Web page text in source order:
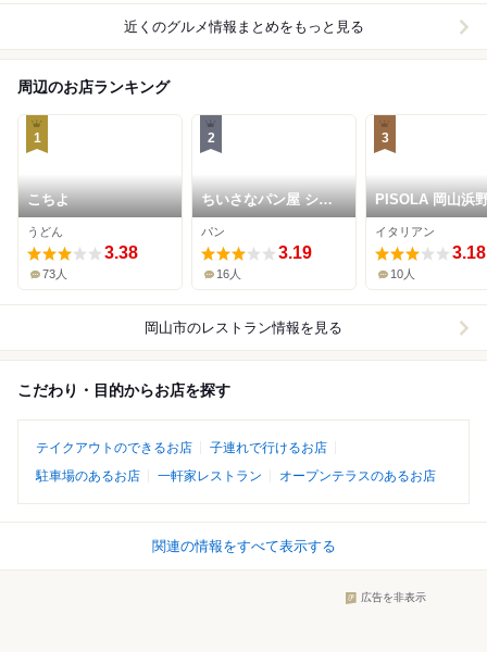
近くのグルメ情報まとめをもっと見る
周辺のお店ランキング
1
こちよ
うどん
3.38
73人
2
ちいさなパン屋 シル
ク
パン
3.19
16人
3
PISOLA 岡山浜
イタリアン
3.18
10人
岡山市のレストラン情報を見る
こだわり・目的からお店を探す
テイクアウトのできるお店
子連れで行けるお店
駐車場のあるお店
一軒家レストラン オープンテラスのあるお店
関連の情報をすべて表示する
広告を非表示